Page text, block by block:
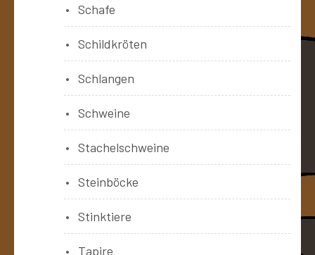
Schafe
Schildkröten
Schlangen
Schweine
Stachelschweine
Steinböcke
Stinktiere
Tapire